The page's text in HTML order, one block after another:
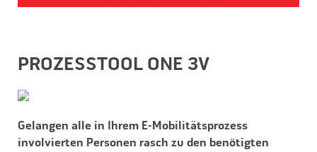
PROZESSTOOL ONE 3V
Gelangen alle in Ihrem E-Mobilitätsprozess
involvierten Personen rasch zu den benötigten